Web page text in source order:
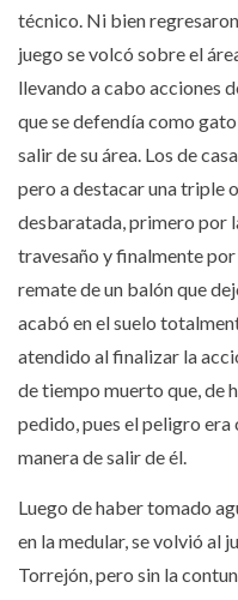
técnico. Ni bien
juego se volcó sobre el
llevando a cabo acciones
que se defendía como
salir de su área. Los de
pero a destacar una triple
desbaratada, primero por
travesaño y finalmente
remate de un balón que
acabó en el suelo
atendido al finalizar la
de tiempo muerto que, de
pedido, pues el peligro
manera de salir de él.
Luego de haber tomado
en la medular, se volvió al
Torrejón, pero sin la